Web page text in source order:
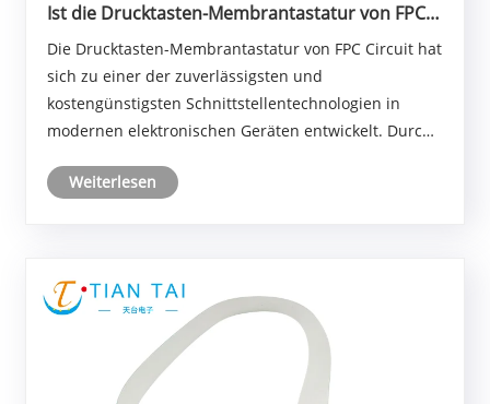
Ist die Drucktasten-Membrantastatur von FPC
Mensch-Maschine-Schnittstellen?
Die Drucktasten-Membrantastatur von FPC Circuit hat
sich zu einer der zuverlässigsten und
kostengünstigsten Schnittstellentechnologien in
modernen elektronischen Geräten entwickelt. Durch
kompaktem Design wird es häufig in industriellen
Weiterlesen